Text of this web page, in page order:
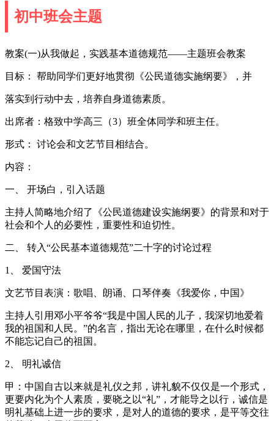
初中班会主题
教案(一)从我做起，实践基本道德规范——主题班会教案
目标： 帮助同学们更好地贯彻《公民道德实施纲要》，并
落实到行动中去，培养自身道德素质。
出席者：格致中学高三（3）班全体同学和班主任。
形式： 讨论会和文艺节目相结合。
内容：
一、 开场白，引入话题
主持人简略地介绍了《公民道德建设实施纲要》的背景和对于
社会和个人的必要性，重要性和迫切性。
二、 转入“公民基本道德规范”二十字的讨论过程
1、 爱国守法
文艺节目表演：歌唱、朗诵、口琴伴奏《我爱你，中国》
主持人引用邓小平爷爷“我是中国人民的儿子，我深切地爱着
我的祖国和人民。”的名言，指出无论在哪里，在什么时候都
不能忘记自己的祖国。
2、 明礼诚信
甲：中国自古以来就是礼仪之邦，讲礼貌不仅仅是一个形式，
更要内化为个人素质，要晓之以“礼”，才能导之以行，诚信是
明礼基础上进一步的要求，是对人的道德的要求，是平等交往